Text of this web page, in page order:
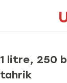
1 litre, 250
tahrik